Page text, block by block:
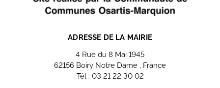
ADRESSE DE LA MAIRIE
4 Rue du 8 Mai 1945
62156 Boiry Notre Dame , France
Tél : 03 21 22 30 02